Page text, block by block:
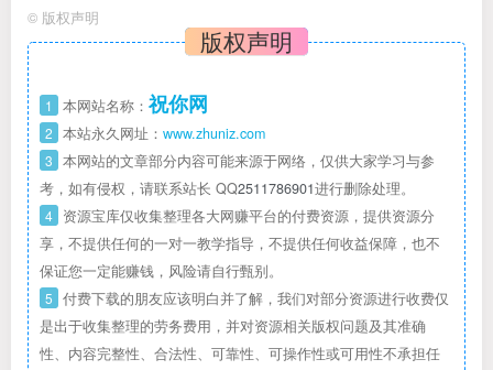
© 版权声明
版权声明
1 本网站名称： 祝你网
2 本站永久网址： www.zhuniz.com
3 本网站的文章部分内容可能来源于网络，仅供大家学习与参
考，如有侵权，请联系站长 QQ2511786901进行删除处理。
4 资源宝库仅收集整理各大网赚平台的付费资源，提供资源分
享，不提供任何的一对一教学指导，不提供任何收益保障，也不
保证您一定能赚钱，风险请自行甄别。
5 付费下载的朋友应该明白并了解，我们对部分资源进行收费仅
是出于收集整理的劳务费用，并对资源相关版权问题及其准确
性、内容完整性、合法性、可靠性、可操作性或可用性不承担任